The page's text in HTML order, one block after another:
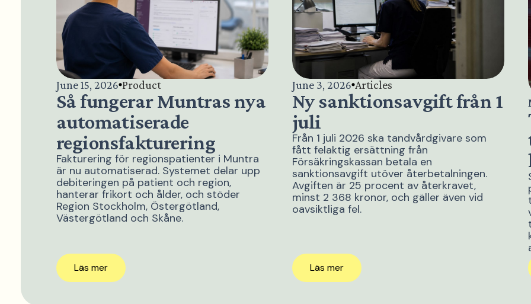
June 15, 2026 Product
Så fungerar Muntras nya
automatiserade
regionsfakturering
Fakturering för regionspatienter i Muntra
är nu automatiserad. Systemet delar upp
debiteringen på patient och region,
hanterar frikort och ålder, och stöder
Region Stockholm, Östergötland,
Västergötland och Skåne.
Läs mer
June 3, 2026 Articles
Ny sanktionsavgift från 1
juli
Från 1 juli 2026 ska tandvårdgivare som
fått felaktig ersättning från
Försäkringskassan betala en
sanktionsavgift utöver återbetalningen.
Avgiften är 25 procent av återkravet,
minst 2 368 kronor, och gäller även vid
oavsiktliga fel.
Läs mer